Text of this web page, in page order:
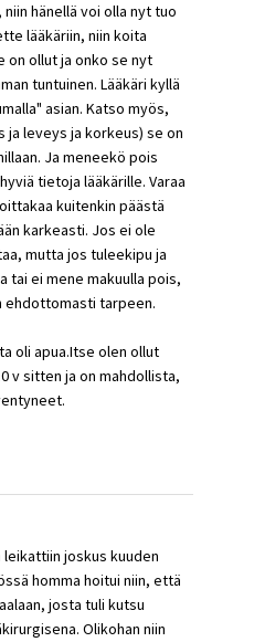
hänellä voi olla nyt tuo
lääkäriin, niin koita
on ollut ja onko se nyt
tuntuinen. Lääkäri kyllä
asian. Katso myös,
ja leveys ja korkeus) se on
Ja meneekö pois
tietoja lääkärille. Varaa
kuitenkin päästä
karkeasti. Jos ei ole
mutta jos tuleekipu ja
tai ei mene makuulla pois,
ehdottomasti tarpeen.
oli apua.Itse olen ollut
v sitten ja on mahdollista,
joskus kuuden
homma hoitui niin, että
josta tuli kutsu
Olikohan niin